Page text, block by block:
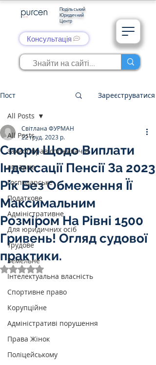
Подільський
Юридичний
Центр
Консультація
Пост Зареєструватися
All Posts
захист прав споживачів
аграрне
Господарське
Податкове
Адміністративне
Для юридичних осіб
Трудове
Земельне
Інтелектуальна власність
Спортивне право
Корупційне
Адміністративі порушення
Права Жінок
Поліцейському
All Posts
Спори Щодо Виплати
Індексації Пенсії За 2023
Рік Без Обмеження Її
Максимальним
Розміром На Рівні 1500
Гривень! Огляд судової
практики.
Світлана ФУРМАН
22 груд. 2023 р.
Оцінка: NaN з 5 зірок.